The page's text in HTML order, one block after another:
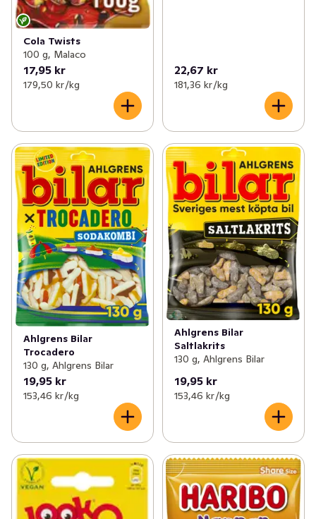
Cola Twists
100 g, Malaco
17,95 kr
179,50 kr /kg
22,67 kr
181,36 kr /kg
Ahlgrens Bilar
Trocadero
130 g, Ahlgrens Bilar
19,95 kr
153,46 kr /kg
Ahlgrens Bilar
Saltlakrits
130 g, Ahlgrens Bilar
19,95 kr
153,46 kr /kg